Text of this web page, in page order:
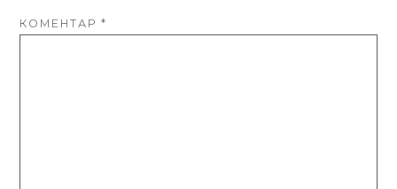
КОМЕНТАР*